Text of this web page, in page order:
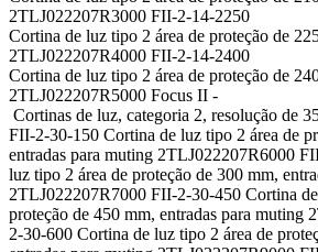
2TLJ022207R3000 FII-2-14-2250
Cortina de luz tipo 2 área de proteção de
2TLJ022207R4000 FII-2-14-2400
Cortina de luz tipo 2 área de proteção de
2TLJ022207R5000 Focus II -
Cortinas de luz, categoria 2, resolução de
FII-2-30-150 Cortina de luz tipo 2 área de
entradas para muting 2TLJ022207R6000
luz tipo 2 área de proteção de 300 mm,
2TLJ022207R7000 FII-2-30-450 Cortina
proteção de 450 mm, entradas para muting
2-30-600 Cortina de luz tipo 2 área de